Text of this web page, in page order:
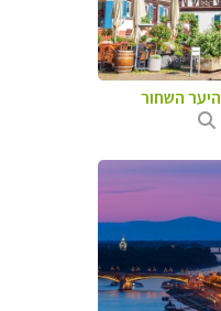
היער השחור